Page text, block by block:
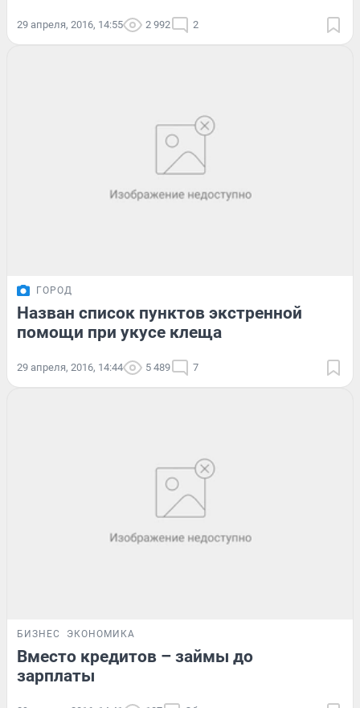
29 апреля, 2016, 14:55 2 992 2
ГОРОД
Назван список пунктов экстренной
помощи при укусе клеща
29 апреля, 2016, 14:44 5 489 7
БИЗНЕС ЭКОНОМИКА
Вместо кредитов – займы до
зарплаты